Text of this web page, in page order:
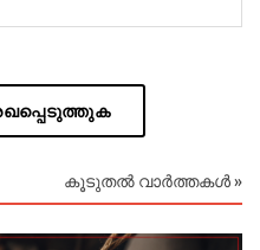
കൂടുതൽ വാർത്തകൾ »